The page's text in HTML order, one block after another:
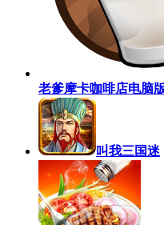
老爹摩卡咖啡店电脑
叫我三国迷